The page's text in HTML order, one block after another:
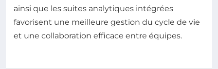
ainsi que les suites analytiques intégrées
favorisent une meilleure gestion du cycle de vie
et une collaboration efficace entre équipes.